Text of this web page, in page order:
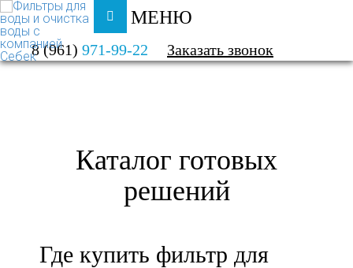
МЕНЮ
8 (961) 971-99-22 Заказать звонок
ФИЛЬТРЫ ДЛЯ ВОДЫ И ОЧИСТКА ВОДЫ
КАТАЛОГ
Каталог готовых
решений
Где купить фильтр для